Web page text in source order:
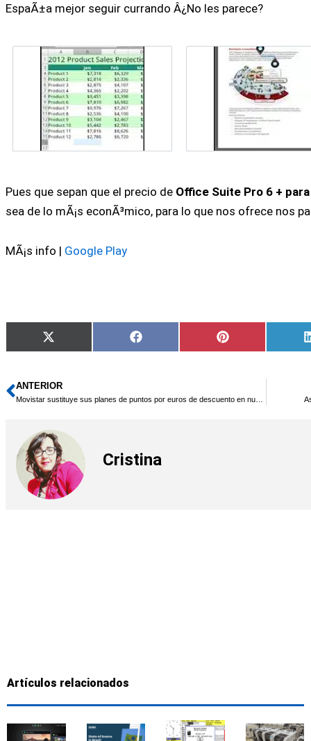
EspaÃ±a mejor seguir currando Â¿No les parece?
Pues que sepan que el precio de Office Suite Pro 6 +
sea de lo mÃ¡s econÃ³mico, para lo que nos ofrece nos
MÃ¡s info | Google Play
Compartir
en
X
(Twitter)
Compartir
en
Facebook
Compartir
en
Pinterest
Ant
ANTERIOR
Movistar sustituye sus planes de puntos por euros de descuento en nuevos mÃ³viles
Cristina
Artículos relacionados